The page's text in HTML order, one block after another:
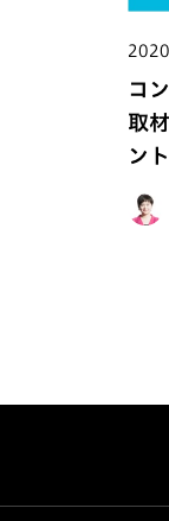
コ
取
ント